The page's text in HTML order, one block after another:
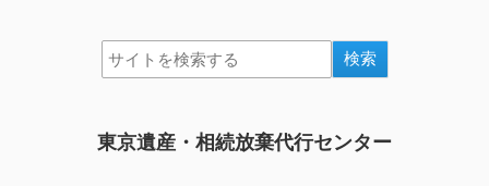
東京遺産・相続放棄代行センター